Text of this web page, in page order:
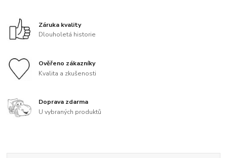
Záruka kvality
Dlouholetá historie
Ověřeno zákazníky
Kvalita a zkušenosti
Doprava zdarma
U vybraných produktů